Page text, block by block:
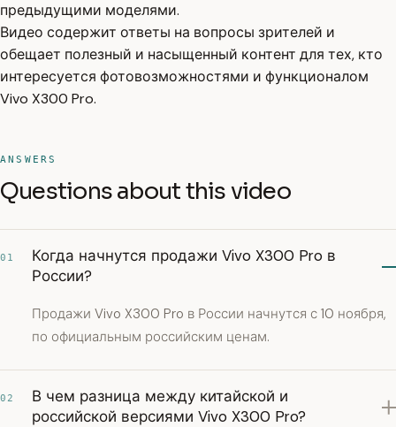
предыдущими моделями.
Видео содержит ответы на вопросы зрителей и
обещает полезный и насыщенный контент для тех, кто
интересуется фотовозможностями и функционалом
Vivo X300 Pro.
ANSWERS
Questions about this video
01
Когда начнутся продажи Vivo X300 Pro в
России?
Продажи Vivo X300 Pro в России начнутся с 10 ноября,
по официальным российским ценам.
02
В чем разница между китайской и
российской версиями Vivo X300 Pro?